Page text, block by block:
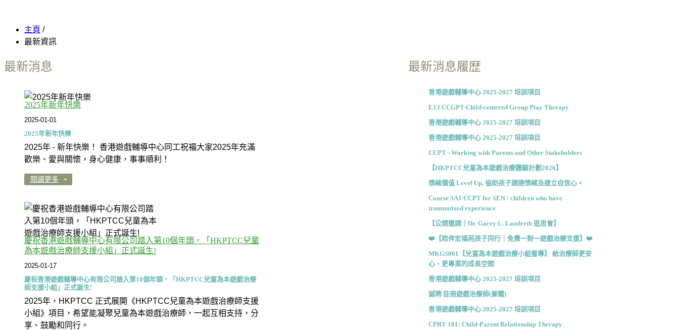
主頁 /
最新資訊
最新消息
2025年新年快樂
2025-01-01
2025年新年快樂
2025年 - 新年快樂！ 香港遊戲輔導中心同工祝福大家2025年充滿
歡樂、愛與關懷，身心健康，事事順利！
閱讀更多
慶祝香港遊戲輔導中心有限公司踏入第10個年頭，「HKPTCC兒童
為本遊戲治療師支援小組」正式誕生!
2025-01-17
慶祝香港遊戲輔導中心有限公司踏入第10個年頭，「HKPTCC兒童為本遊戲治療
師支援小組」正式誕生!
2025年，HKPTCC 正式展開《HKPTCC兒童為本遊戲治療師支援
小組》項目，希望能凝聚兒童為本遊戲治療師，一起互相支持，分
享、鼓勵和同行。
最新消息履歴
香港遊戲輔導中心 2025-2027 培訓項目
E13 CCGPT-Child-centered Group Play Therapy
香港遊戲輔導中心 2025-2027 培訓項目
香港遊戲輔導中心 2025-2027 培訓項目
CCPT - Working with Parents and Other Stakeholders
【HKPTCC兒童為本遊戲治療體驗計劃2026】
情緒價值 Level Up, 協助孩子調適情緒及建立自信心。
Course 3A1 CCPT for SEN / children who have
traumatized experience
【公開邀請｜Dr. Garry L. Landreth 追思會】
❤️【陪伴宏福苑孩子同行｜免費一對一遊戲治療支援】❤️
MKGS001【兒童為本遊戲治療小組督導】 給治療師更安
心、更專業的成長空間
香港遊戲輔導中心 2025-2027 培訓項目
誠聘 註冊遊戲治療師(兼職)
香港遊戲輔導中心 2025-2027 培訓項目
CPRT 101: Child-Parent Relationship Therapy